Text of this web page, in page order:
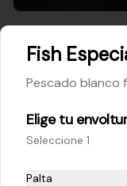
Fish
Pescado blanco
Elige tu
Seleccione 1
Palta